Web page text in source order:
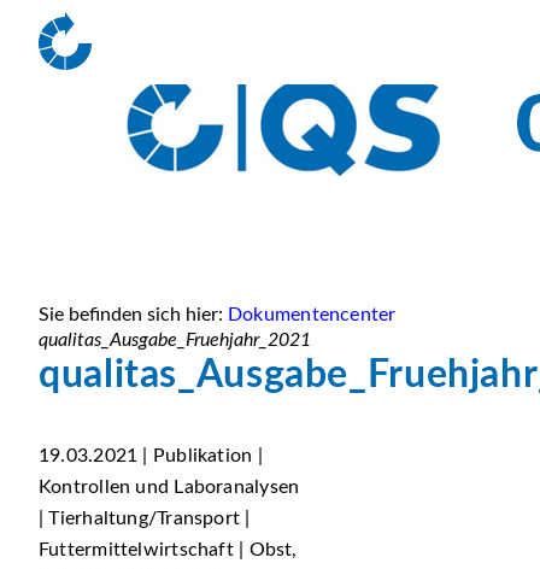
Sie befinden sich hier: Dokumentencenter
qualitas_Ausgabe_Fruehjahr_2021
19.03.2021 | Publikation |
Kontrollen und Laboranalysen
| Tierhaltung/Transport |
Futtermittelwirtschaft | Obst,